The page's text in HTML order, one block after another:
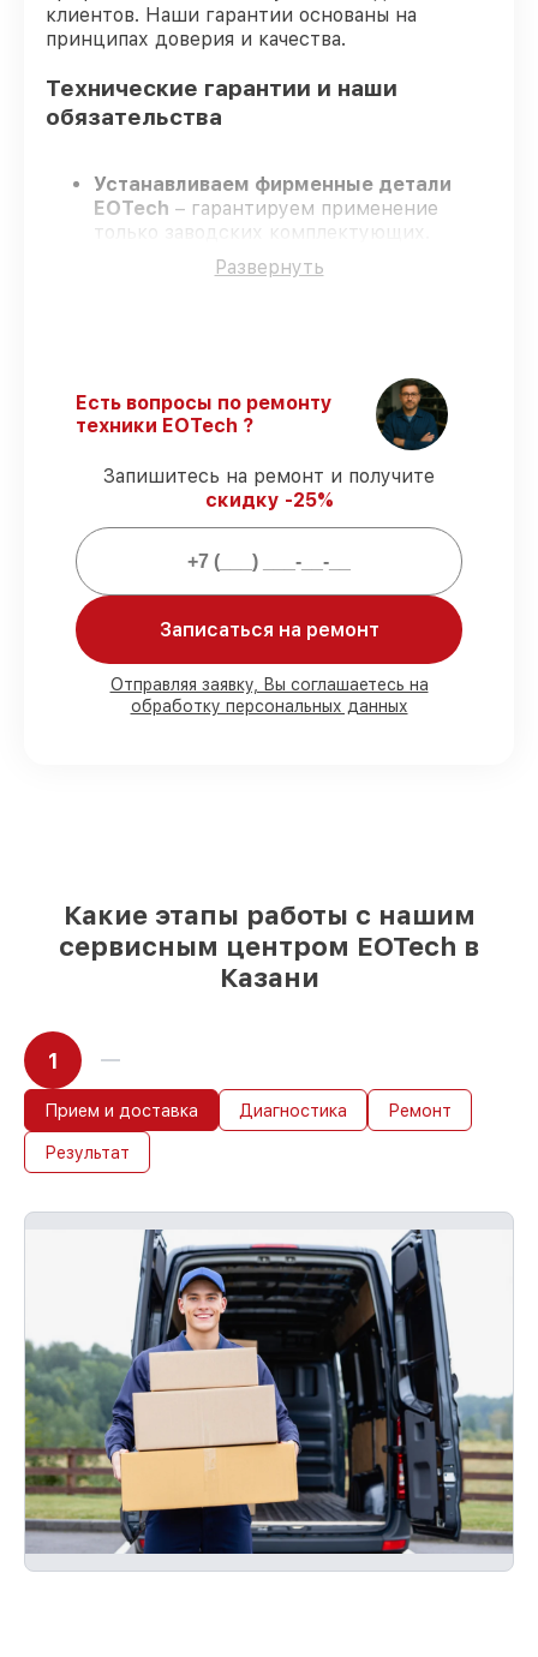
клиентов. Наши гарантии основаны на
принципах доверия и качества.
Технические гарантии и наши
обязательства
Устанавливаем фирменные детали
EOTech – гарантируем применение
только заводских комплектующих.
Опытные специалисты
строгий отбор, что подтверждает
оптического прицела EOTech 3.5-18x50
SFP строго по договоренности.
Поддержка после ремонта – все
ремонтные услуги и комплектующие
защищены официальной гарантией
Мы гарантируем:
заказов проводим в присутствии
клиента
90%комплектующих EOTech имеются на
складе в Казани, остальные доступны
Развернуть
Есть вопросы по ремонту
техники EOTech ?
Запишитесь на ремонт и получите
скидку -25%
Записаться на ремонт
Отправляя заявку, Вы соглашаетесь на
обработку персональных данных
Какие этапы работы с нашим
сервисным центром EOTech в
Казани
1
Прием и доставка Диагностика Ремонт
Результат